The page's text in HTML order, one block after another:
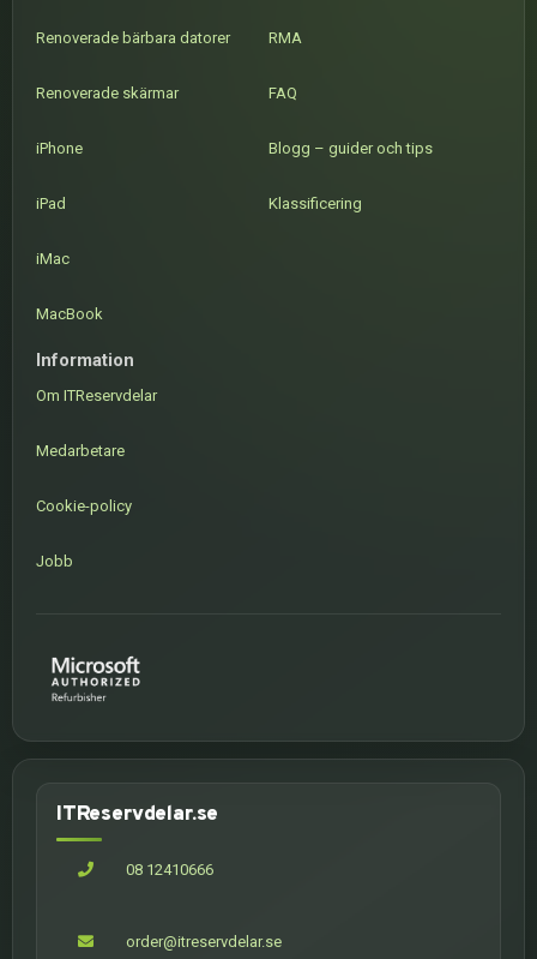
Renoverade bärbara datorer
Renoverade skärmar
iPhone
iPad
iMac
MacBook
RMA
FAQ
Blogg – guider och tips
Klassificering
Information
Om ITReservdelar
Medarbetare
Cookie-policy
Jobb
ITReservdelar.se
08 12410666
order@itreservdelar.se